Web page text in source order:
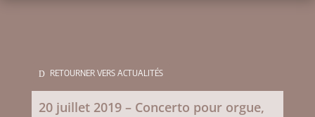
RETOURNER VERS ACTUALITÉS
20 juillet 2019 – Concerto pour orgue,